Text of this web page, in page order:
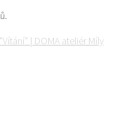
| DOMA ateliér Míly